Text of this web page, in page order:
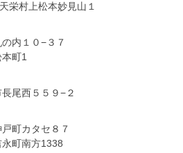
栄村上松本妙見山１
内１０−３７
町1
尾西５５９−２
町カタセ８７
町南方1338